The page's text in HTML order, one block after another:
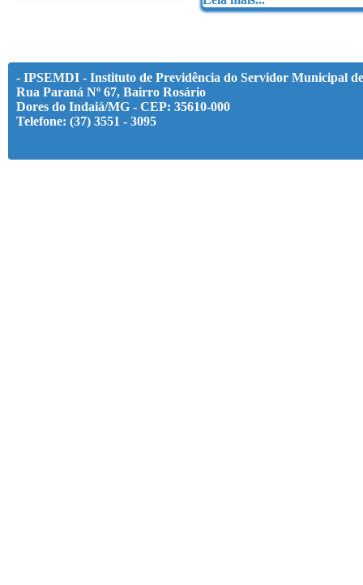
- IPSEMDI - Instituto de Previdência do Servidor Municipal
Rua Paraná Nº 67, Bairro Rosário
Dores do Indaiá/MG - CEP: 35610-000
Telefone: (37) 3551 - 3095